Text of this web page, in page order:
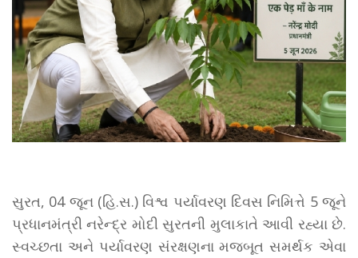
સુરત, 04 જૂન (હિ.સ.) વિશ્વ પર્યાવરણ દિવસ નિમિત્તે 5 જૂને
પ્રધાનમંત્રી નરેન્દ્ર મોદી સુરતની મુલાકાતે આવી રહ્યા છે.
સ્વચ્છતા અને પર્યાવરણ સંરક્ષણના મજબૂત સમર્થક એવા